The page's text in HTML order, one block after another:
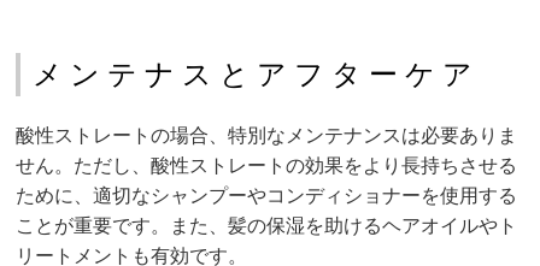
メンテナスとアフターケア
酸性ストレートの場合、特別なメンテナンスは必要ありま
せん。ただし、酸性ストレートの効果をより長持ちさせる
ために、適切なシャンプーやコンディショナーを使用する
ことが重要です。また、髪の保湿を助けるヘアオイルやト
リートメントも有効です。